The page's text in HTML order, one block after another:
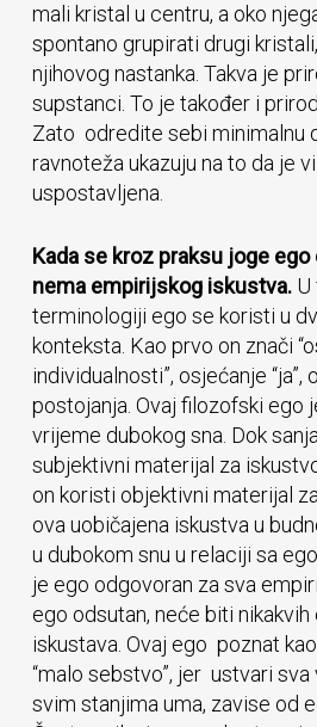
mali kristal u centru, a oko
spontano grupirati drugi
njihovog nastanka. Takva je
supstanci. To je također i
Zato odredite sebi minimalnu
ravnoteža ukazuju na to da je
uspostavljena.
Kada se kroz praksu joge
nema empirijskog iskustva.U
terminologiji ego se koristi u
konteksta. Kao prvo on znači
individualnosti”, osjećanje “ja”,
postojanja. Ovaj filozofski ego
vrijeme dubokog sna. Dok
subjektivni materijal za
on koristi objektivni materijal
ova uobičajena iskustva u
u dubokom snu u relaciji sa
je ego odgovoran za sva
ego odsutan, neće biti
iskustava. Ovaj ego poznat kao
“malo sebstvo”, jer ustvari sva
svim stanjima uma, zavise od